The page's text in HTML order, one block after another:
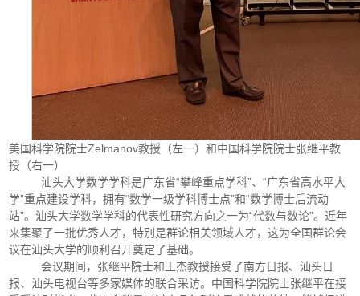
美国科学院院士Zelmanov教授（左一）和中国科学院院士张继平教
授（右一）
汕头大学数学学科是广东省“攀峰重点学科”、“广东省高水平大
学”重点建设学科，拥有“数学一级学科博士点”和“数学博士后流动
站”。汕头大学数学学科的代表性研究方向之一为“代数与数论”。近年
来集聚了一批优秀人才，特别是群论相关领域人才，这为全国群论会
议在汕头大学的顺利召开奠定了基础。
会议期间，张继平院士和王杰教授接受了南方日报、汕头日
报、汕头电视台等多家媒体的联合采访。中国科学院院士张继平在接